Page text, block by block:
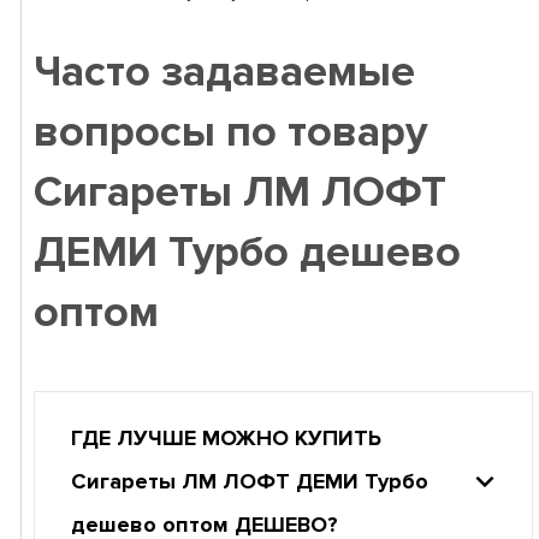
Часто задаваемые
вопросы по товару
Сигареты ЛМ ЛОФТ
ДЕМИ Турбо дешево
оптом
ГДЕ ЛУЧШЕ МОЖНО КУПИТЬ
Сигареты ЛМ ЛОФТ ДЕМИ Турбо
дешево оптом ДЕШЕВО?